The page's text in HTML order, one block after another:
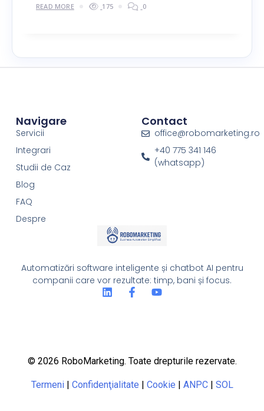
READ MORE 175 0
Automatizări software inteligente și chatbot AI pentru
companii care vor rezultate: timp, bani și focus.
Navigare
Servicii
Integrari
Studii de Caz
Blog
FAQ
Despre
Contact
office@robomarketing.ro
+40 775 341 146
(whatsapp)
© 2026 RoboMarketing. Toate drepturile rezervate.
Termeni| Confidenţialitate | Cookie | ANPC| SOL